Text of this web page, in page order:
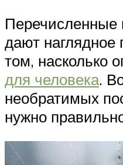
Перечисленные
дают наглядное
том, насколько
для человека.
необратимых
нужно